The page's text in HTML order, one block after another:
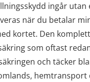
ingår utan
när du betalar
kortet. Den
som oftast
och täcker
hemtransport